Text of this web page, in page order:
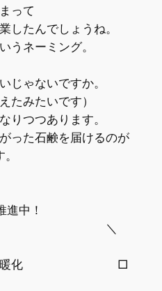
って
したんでしょうね。
ネーミング。
じゃないですか。
たみたいです）
りつつあります。
た石鹸を届けるのが
進中！
よう温暖化 □